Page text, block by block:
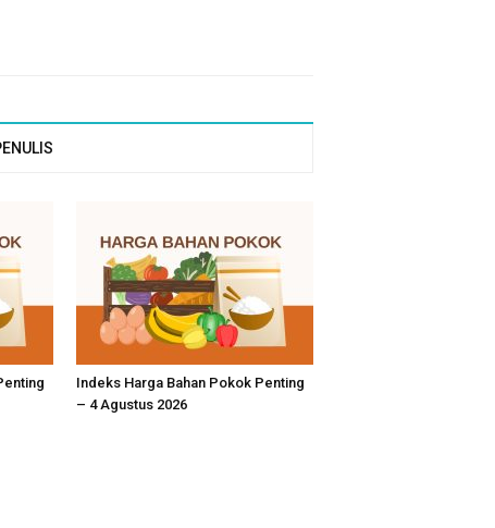
Indeks Harga Bahan Pokok Penting
– 4 Agustus 2026